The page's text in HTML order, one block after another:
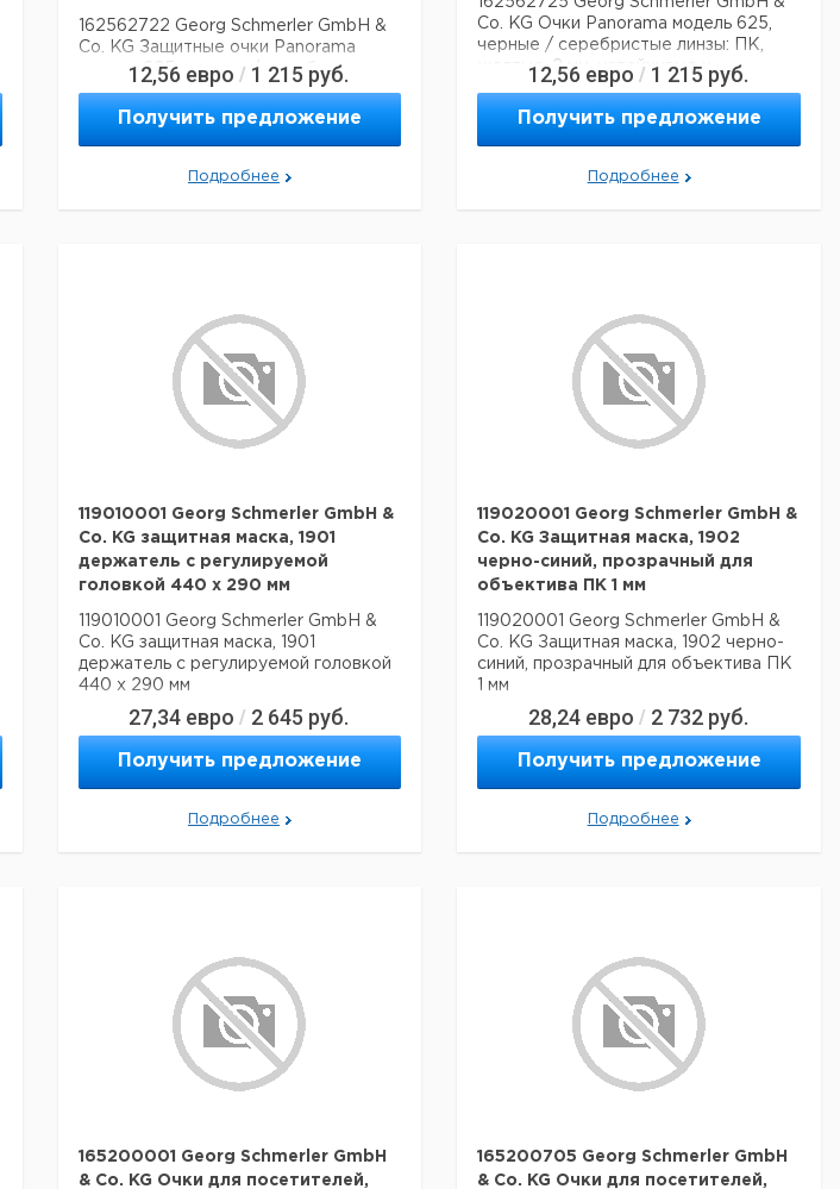
162562722 Georg Schmerler GmbH &
Co. KG Защитные очки Panorama
модель 625, черные / серебряные
линзы: ПК, серый, 2 мм, устойчивые к
царапинам, противотуманные
12,56 евро / 1 215 руб.
Получить предложение
Подробнее
Co. KG Очки Panorama модель 625,
черные / серебристые линзы: ПК,
желтые, 2 мм, устойчивые к
царапинам, противотуманные
12,56 евро / 1 215 руб.
Получить предложение
Подробнее
119010001 Georg Schmerler GmbH &
Co. KG защитная маска, 1901
держатель с регулируемой
головкой 440 x 290 мм
119010001 Georg Schmerler GmbH &
Co. KG защитная маска, 1901
держатель с регулируемой головкой
440 x 290 мм
27,34 евро / 2 645 руб.
Получить предложение
Подробнее
119020001 Georg Schmerler GmbH &
Co. KG Защитная маска, 1902
черно-синий, прозрачный для
объектива ПК 1 мм
119020001 Georg Schmerler GmbH &
Co. KG Защитная маска, 1902 черно-
синий, прозрачный для объектива ПК
1 мм
28,24 евро / 2 732 руб.
Получить предложение
Подробнее
165200001 Georg Schmerler GmbH
& Co. KG Очки для посетителей,
165200705 Georg Schmerler GmbH
& Co. KG Очки для посетителей,